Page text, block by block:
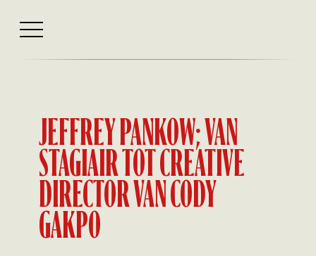
JEFFREY PANKOW; VAN
STAGIAIR TOT CREATIVE
DIRECTOR VAN CODY
GAKPO